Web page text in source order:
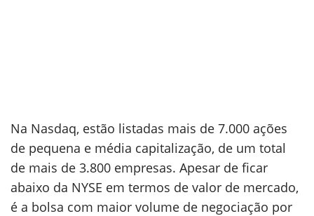
Na Nasdaq, estão listadas mais de 7.000 ações
de pequena e média capitalização, de um total
de mais de 3.800 empresas. Apesar de ficar
abaixo da NYSE em termos de valor de mercado,
é a bolsa com maior volume de negociação por